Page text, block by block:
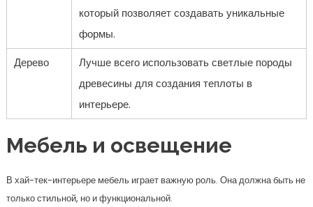
который позволяет создавать уникальные
формы.
Дерево
Лучше всего использовать светлые породы
древесины для создания теплоты в
интерьере.
Мебель и освещение
В хай-тек-интерьере мебель играет важную роль. Она должна быть не
только стильной, но и функциональной.